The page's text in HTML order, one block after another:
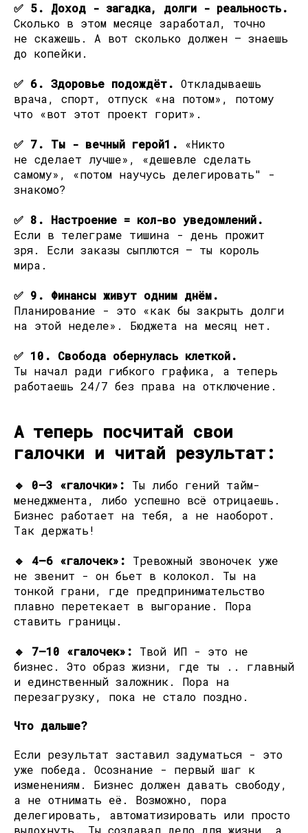
✅ 5. Доход - загадка, долги - реальность.
Сколько в этом месяце заработал, точно
не скажешь. А вот сколько должен — знаешь
до копейки.
✅ 6. Здоровье подождёт. Откладываешь
врача, спорт, отпуск «на потом», потому
что «вот этот проект горит».
✅ 7. Ты - вечный герой1. «Никто
не сделает лучше», «дешевле сделать
самому», «потом научусь делегировать" -
знакомо?
✅ 8. Настроение = кол-во уведомлений.
Если в телеграме тишина - день прожит
зря. Если заказы сыплются — ты король
мира.
✅ 9. Финансы живут одним днём.
Планирование - это «как бы закрыть долги
на этой неделе». Бюджета на месяц нет.
✅ 10. Свобода обернулась клеткой.
Ты начал ради гибкого графика, а теперь
работаешь 24/7 без права на отключение.
А теперь посчитай свои
галочки и читай результат:
🔹 0–3 «галочки»: Ты либо гений тайм-
менеджмента, либо успешно всё отрицаешь.
Бизнес работает на тебя, а не наоборот.
Так держать!
🔹 4–6 «галочек»: Тревожный звоночек уже
не звенит - он бьет в колокол. Ты на
тонкой грани, где предпринимательство
плавно перетекает в выгорание. Пора
ставить границы.
🔹 7–10 «галочек»: Твой ИП - это не
бизнес. Это образ жизни, где ты .. главный
и единственный заложник. Пора на
перезагрузку, пока не стало поздно.
Что дальше?
Если результат заставил задуматься - это
уже победа. Осознание - первый шаг к
изменениям. Бизнес должен давать свободу,
а не отнимать её. Возможно, пора
делегировать, автоматизировать или просто
выдохнуть. Ты создавал дело для жизни, а